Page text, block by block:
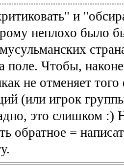
и
неплохо было
поле. Чтобы,
не отменяет
(или игрок
это слишком :)
обратное =